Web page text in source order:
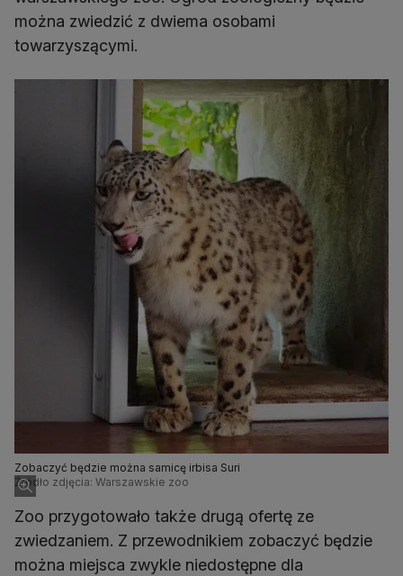
można zwiedzić z dwiema osobami
towarzyszącymi.
Zobaczyć będzie można samicę irbisa Suri
Źródło zdjęcia: Warszawskie zoo
Zoo przygotowało także drugą ofertę ze
zwiedzaniem. Z przewodnikiem zobaczyć będzie
można miejsca zwykle niedostępne dla